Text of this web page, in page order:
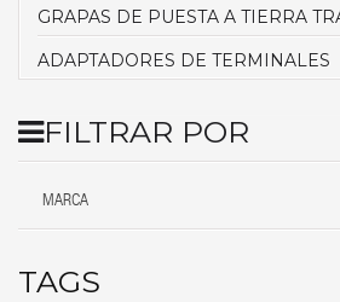
GRAPAS DE PUESTA A TIERRA
ADAPTADORES DE TERMINALES
FILTRAR POR
MARCA
TAGS